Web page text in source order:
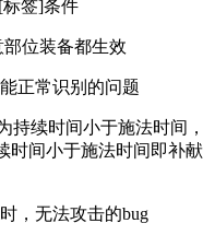
标签]条件
部位装备都生效
正常识别的问题
持续时间小于施法时间，
时间小于施法时间即补献
，无法攻击的bug